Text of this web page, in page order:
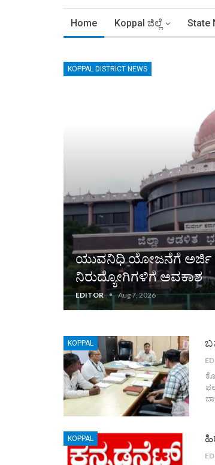
Home Koppal ಜಿಲ್ಲೆ State
KOPPAL DISTRICT NEWS
ಯುವನಿಧಿ ಯೋಜನೆಗೆ ಅರ್ಜಿ
ನಿರುದ್ಯೋಗಿಗಳಿಗೆ ಅವಕಾಶ
EDITOR Aug 7, 2026
KOPPAL
KOPPAL